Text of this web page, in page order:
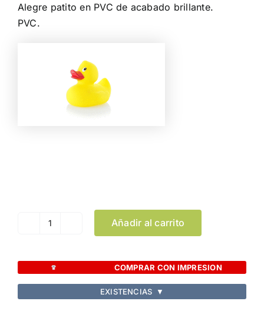
Alegre patito en PVC de acabado brillante.
PVC.
Pato
cantidad
Añadir al carrito
COMPRAR CON IMPRESION
EXISTENCIAS ▼